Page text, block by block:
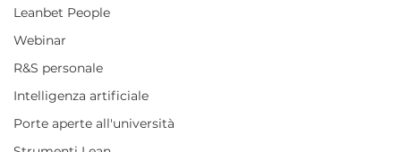
Leanbet People
Webinar
R&S personale
Intelligenza artificiale
Porte aperte all'università